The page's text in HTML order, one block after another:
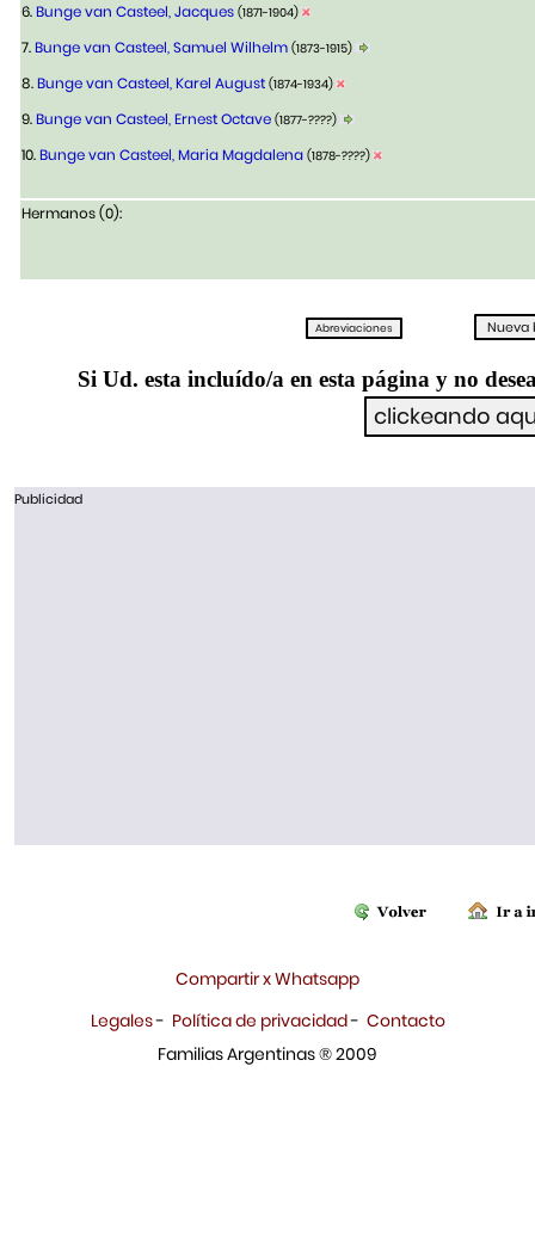
6.Bunge van Casteel, Jacques (1871-1904)
7.Bunge van Casteel, Samuel Wilhelm (1873-1915)
8.Bunge van Casteel, Karel August (1874-1934)
9.Bunge van Casteel, Ernest Octave (1877-????)
10.Bunge van Casteel, Maria Magdalena (1878-????)
Hermanos (0):
Si Ud. esta incluído/a en esta página y no
Publicidad
Compartir x Whatsapp
Legales- Política de privacidad- Contacto
Familias Argentinas ® 2009